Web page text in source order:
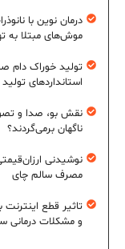
موش‌های مبتلا به
تولید خوراک دام
استانداردهای تولید
نقش بو، صدا و
ناگهان برمی‌گردند؟
نوشیدنی
مصرف سالم چای
تاثیر قطع اینترنت
و مشکلات درمانی